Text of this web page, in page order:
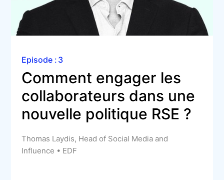
Episode : 3
Comment engager les
collaborateurs dans une
nouvelle politique RSE ?
Thomas Laydis, Head of Social Media and
Influence • EDF